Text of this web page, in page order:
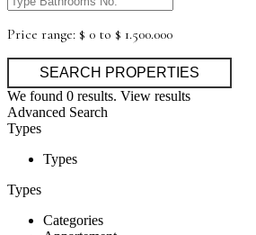
Price range: $ 0 to $ 1.500.000
We found 0 results. View results
Advanced Search
Types
Types
Types
Categories